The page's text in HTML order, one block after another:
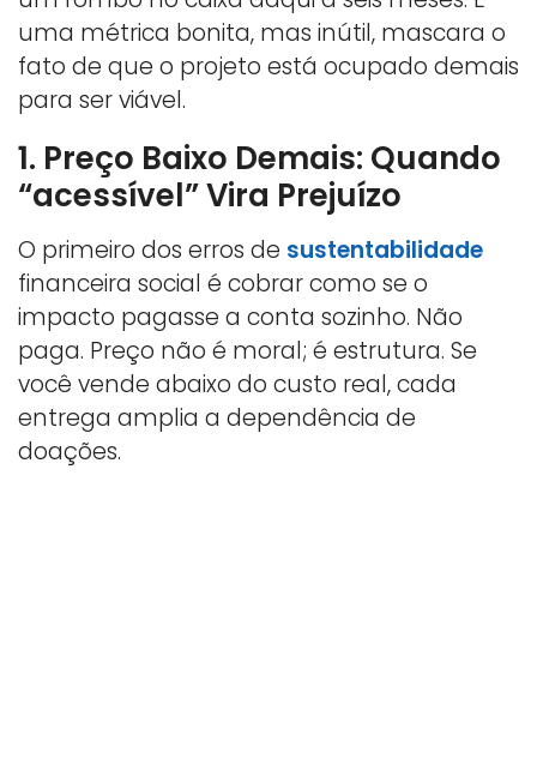
uma métrica bonita, mas inútil, mascara o
fato de que o projeto está ocupado demais
para ser viável.
1. Preço Baixo Demais: Quando
“acessível” Vira Prejuízo
O primeiro dos erros de sustentabilidade
financeira social é cobrar como se o
impacto pagasse a conta sozinho. Não
paga. Preço não é moral; é estrutura. Se
você vende abaixo do custo real, cada
entrega amplia a dependência de
doações.